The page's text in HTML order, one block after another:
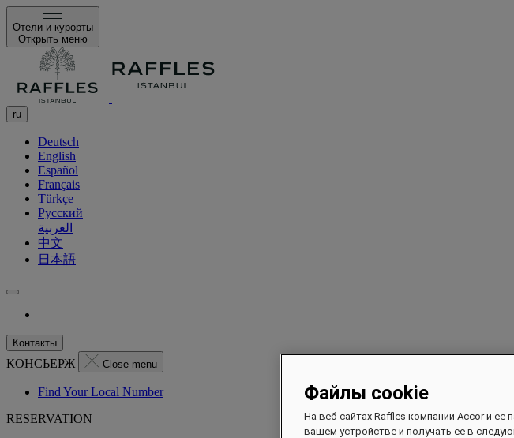
Отели и курорты
Открыть меню
ru
Deutsch
English
Español
Français
Türkçe
Русский
العربية
中文
日本語
Контакты
КОНСЬЕРЖ Close menu
Find Your Local Number
RESERVATION
Файлы cookie
На веб-сайтах Raffles компании Accor и
вашем устройстве и получать ее в